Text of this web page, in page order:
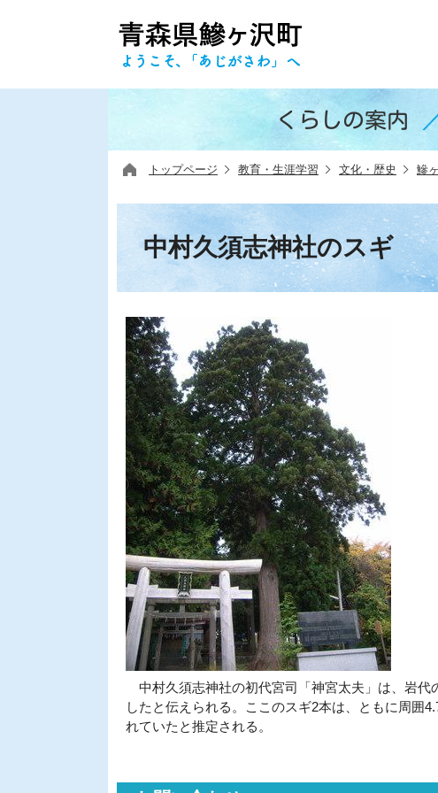
くらしの案内
トップページ 教育・生涯学習 文化・歴史 鰺
中村久須志神社のスギ
中村久須志神社の初代宮司「神宮太夫」は、岩代
したと伝えられる。ここのスギ2本は、ともに周囲
れていたと推定される。